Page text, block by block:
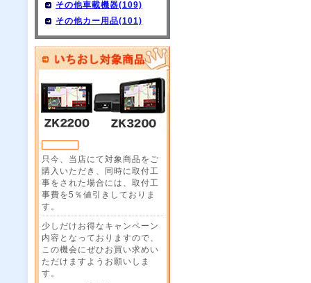
その他車載機器(109)
その他カー用品(101)
只今、当店にて対象商品をご
購入いただき、同時に取付工
事をされた場合には、取付工
事費を5％値引きしておりま
す。
少しだけお得なキャンペーン
内容となっておりますので、
この機会にぜひお買い求めい
ただけますようお願いしま
す。